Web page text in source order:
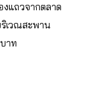
งแถวจากตลาด
เวณสะพาน
าท